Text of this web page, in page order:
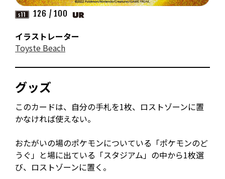
126 / 100
イラストレーター
Toyste Beach
グッズ
このカードは、自分の手札を1枚、ロストゾーンに置
かなければ使えない。
おたがいの場のポケモンについている「ポケモンのど
うぐ」と場に出ている「スタジアム」の中から1枚選
び、ロストゾーンに置く。